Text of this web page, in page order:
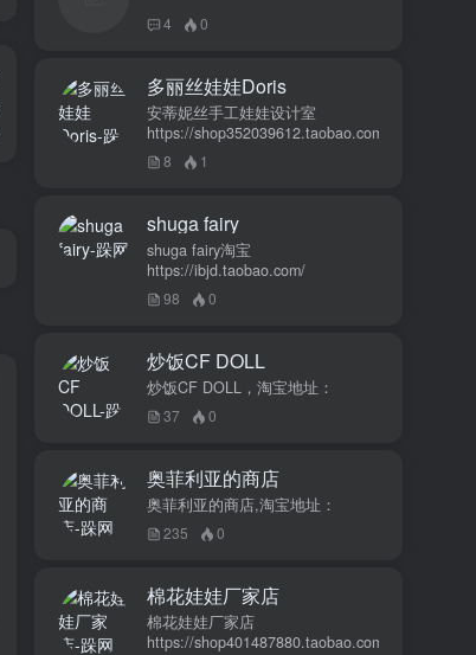
4 0
多丽丝娃娃Doris
安蒂妮丝手工娃娃设计室
https://shop352039612.taobao.com
8 1
shuga fairy
shuga fairy淘宝
https://ibjd.taobao.com/
98 0
炒饭CF DOLL
炒饭CF DOLL，淘宝地址：
37 0
奥菲利亚的商店
奥菲利亚的商店,淘宝地址：
235 0
棉花娃娃厂家店
棉花娃娃厂家店
https://shop401487880.taobao.com/